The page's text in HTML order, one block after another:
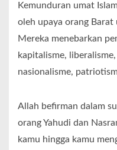
Kemunduran umat
oleh upaya orang
Mereka menebarkan
kapitalisme,
nasionalisme,
Allah befirman dalam
orang Yahudi dan
kamu hingga kamu